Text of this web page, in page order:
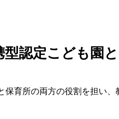
型認定こども園
保育所の両方の役割を担い